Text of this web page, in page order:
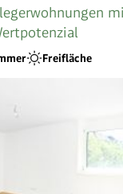
Freifläche